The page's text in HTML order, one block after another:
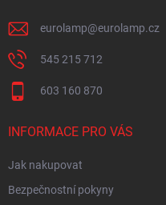
eurolamp@eurolamp.cz
545 215 712
603 160 870
INFORMACE PRO VÁS
Jak nakupovat
Bezpečnostní pokyny